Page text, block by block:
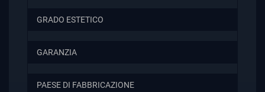
GRADO ESTETICO
GARANZIA
PAESE DI FABBRICAZIONE